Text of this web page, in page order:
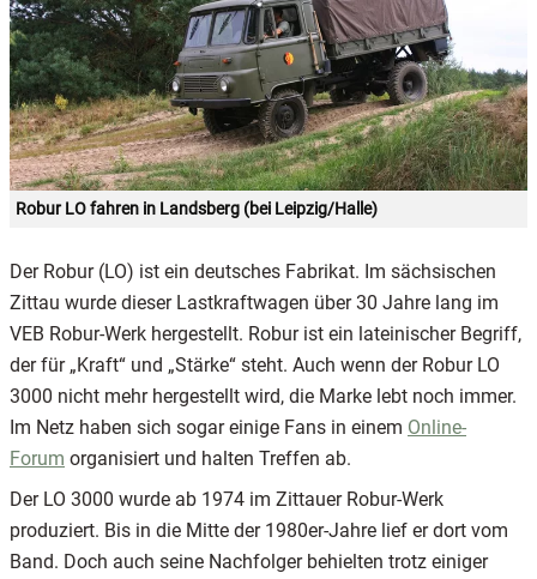
Robur LO fahren in Landsberg (bei Leipzig/Halle)
Der Robur (LO) ist ein deutsches Fabrikat. Im sächsischen
Zittau wurde dieser Lastkraftwagen über 30 Jahre lang im
VEB Robur-Werk hergestellt. Robur ist ein lateinischer Begriff,
der für „Kraft“ und „Stärke“ steht. Auch wenn der Robur LO
3000 nicht mehr hergestellt wird, die Marke lebt noch immer.
Im Netz haben sich sogar einige Fans in einem Online-
Forum organisiert und halten Treffen ab.
Der LO 3000 wurde ab 1974 im Zittauer Robur-Werk
produziert. Bis in die Mitte der 1980er-Jahre lief er dort vom
Band. Doch auch seine Nachfolger behielten trotz einiger